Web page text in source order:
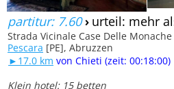
partitur: 7.60› urteil: mehr
Strada Vicinale Case Delle Monache
Pescara [PE], Abruzzen
►17.0 km von Chieti (zeit: 00:18:00)
Klein hotel: 15 betten